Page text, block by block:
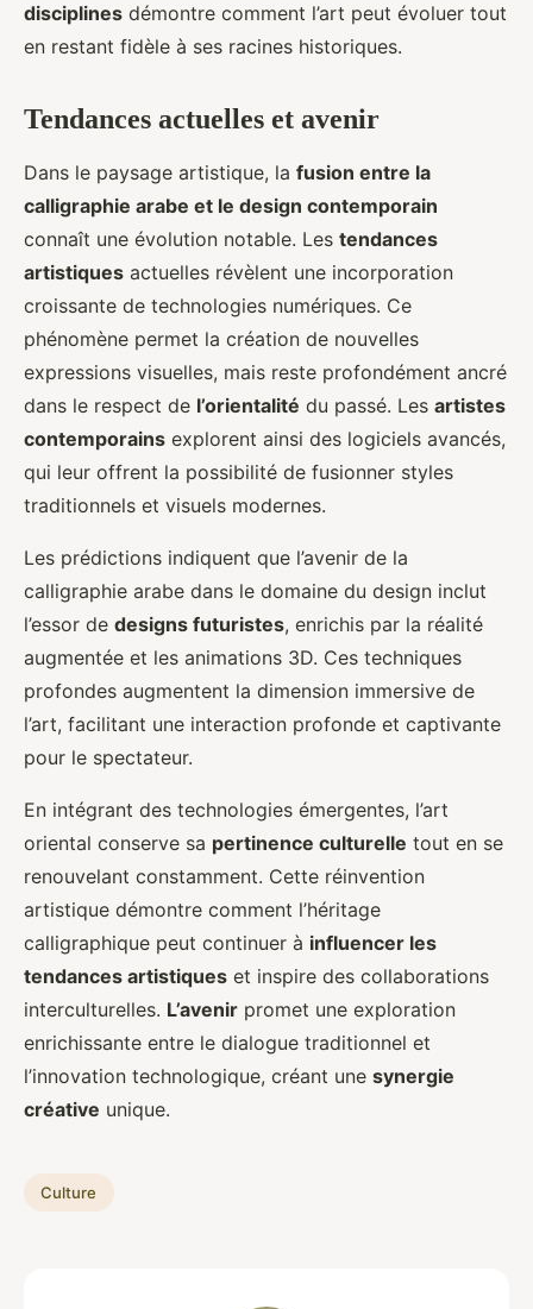
disciplines démontre comment l’art peut évoluer tout
en restant fidèle à ses racines historiques.
Tendances actuelles et avenir
Dans le paysage artistique, la fusion entre la
calligraphie arabe et le design contemporain
connaît une évolution notable. Les tendances
artistiques actuelles révèlent une incorporation
croissante de technologies numériques. Ce
phénomène permet la création de nouvelles
expressions visuelles, mais reste profondément ancré
dans le respect de l’orientalité du passé. Les artistes
contemporains explorent ainsi des logiciels avancés,
qui leur offrent la possibilité de fusionner styles
traditionnels et visuels modernes.
Les prédictions indiquent que l’avenir de la
calligraphie arabe dans le domaine du design inclut
l’essor de designs futuristes, enrichis par la réalité
augmentée et les animations 3D. Ces techniques
profondes augmentent la dimension immersive de
l’art, facilitant une interaction profonde et captivante
pour le spectateur.
En intégrant des technologies émergentes, l’art
oriental conserve sa pertinence culturelle tout en se
renouvelant constamment. Cette réinvention
artistique démontre comment l’héritage
calligraphique peut continuer à influencer les
tendances artistiques et inspire des collaborations
interculturelles. L’avenir promet une exploration
enrichissante entre le dialogue traditionnel et
l’innovation technologique, créant une synergie
créative unique.
Culture